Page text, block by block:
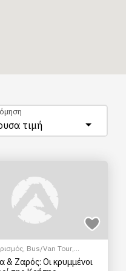
τιμή
, Bus/Van Tour,
- Πολιτισμικά
& Ζαρός: Οι κρυμμένοι